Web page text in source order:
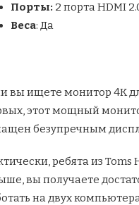
Порты: 2 порта HDMI
Веса: Да
вы ищете монитор 4K
этот мощный
безупречным
ребята из
вы получаете
на двух